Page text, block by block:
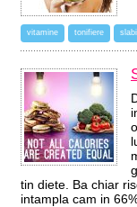
vitamine tonifiere
tin diete. Ba chiar
intampla cam in